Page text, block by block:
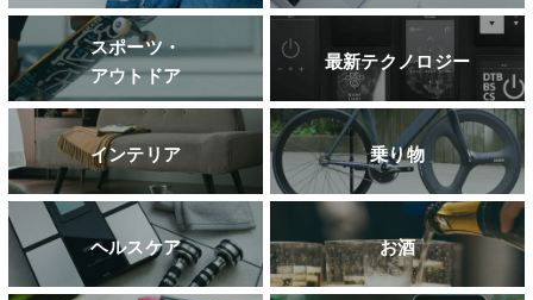
スポーツ・
アウトドア
最新テクノロジー
インテリア 乗り物
ヘルスケア お酒